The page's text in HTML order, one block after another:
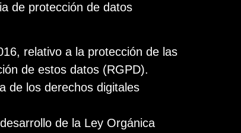
de protección de datos
relativo a la protección de las
de estos datos (RGPD).
de los derechos digitales
de la Ley Orgánica